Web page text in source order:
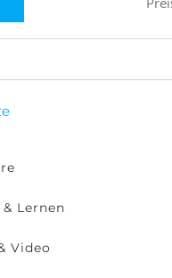
Lernen
Video